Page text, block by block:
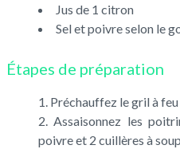
Jus de 1 citron
Sel et poivre selon le
Étapes de préparation
Préchauffez le gril à
Assaisonnez les
poivre et 2 cuillères à